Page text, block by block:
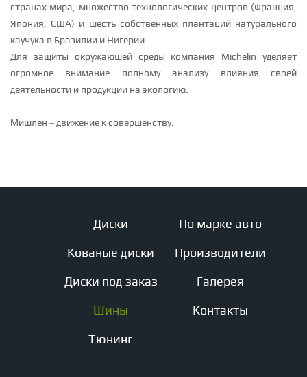
странах мира, множество технологических центров (Франция,
Япония, США) и шесть собственных плантаций натурального
каучука в Бразилии и Нигерии.
Для защиты окружающей среды компания Michelin уделяет
огромное внимание полному анализу влияния своей
деятельности и продукции на экологию.
Мишлен – движение к совершенству.
Диски
Кованые диски
Диски под заказ
Шины
Тюнинг
По марке авто
Производители
Галерея
Контакты